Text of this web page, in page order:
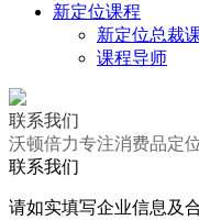
新定位课程
新定位总裁
课程导师
联系我们
沃顿倍力专注消费品定
联系我们
请如实填写企业信息及